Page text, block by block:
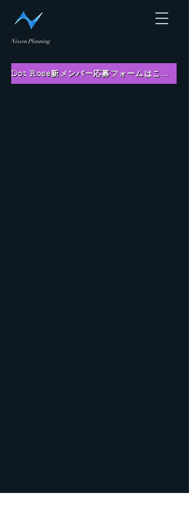
Nissen Planning
Dot Rose新メンバー応募フォームはこちら